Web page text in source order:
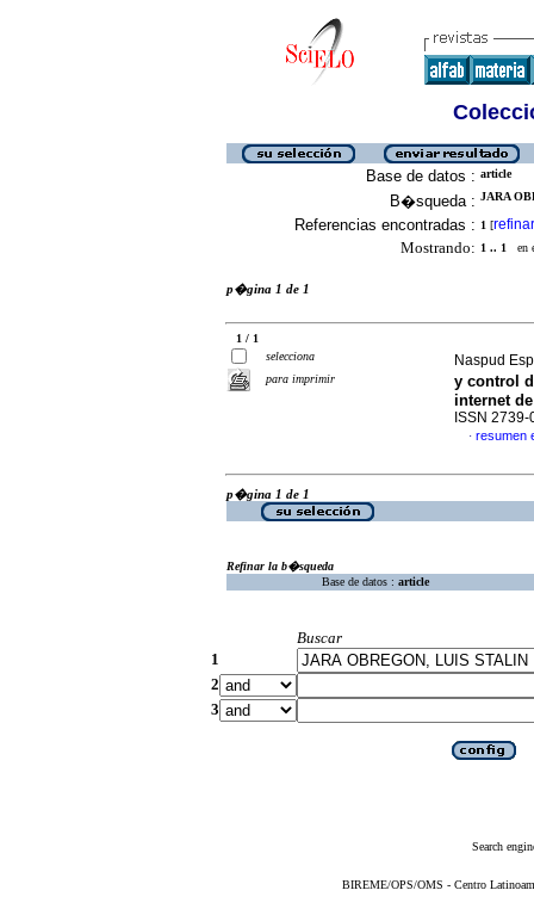
Base de datos : article
B�squeda : JARA
Referencias encontradas : 1 [refinar
Mostrando: 1 .. 1 en
p�gina 1 de 1
1 / 1
selecciona
para imprimir
Naspud
y control
internet
ISSN 2739-
· resumen
p�gina 1 de 1
Refinar la b�squeda
Base de datos : article
Buscar
1
2
3
Search
BIREME/OPS/OMS - Centro